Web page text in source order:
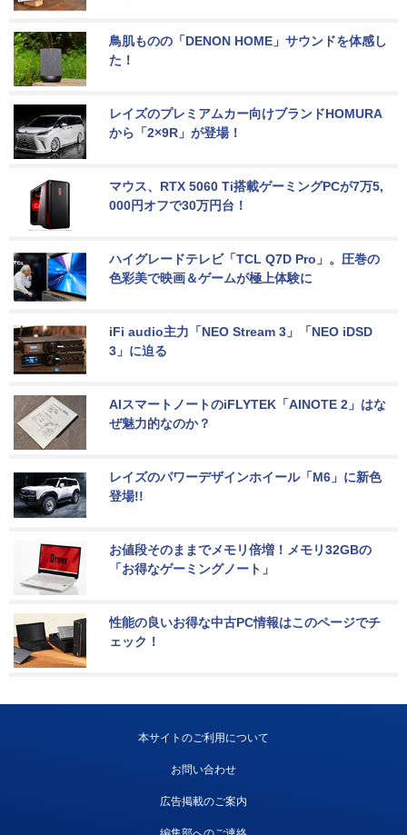
鳥肌ものの「DENON HOME」サウンドを体感し
た！
レイズのプレミアムカー向けブランドHOMURA
から「2×9R」が登場！
マウス、RTX 5060 Ti搭載ゲーミングPCが7万5,
000円オフで30万円台！
ハイグレードテレビ「TCL Q7D Pro」。圧巻の
色彩美で映画＆ゲームが極上体験に
iFi audio主力「NEO Stream 3」「NEO iDSD
3」に迫る
AIスマートノートのiFLYTEK「AINOTE 2」はな
ぜ魅力的なのか？
レイズのパワーデザインホイール「M6」に新色
登場!!
お値段そのままでメモリ倍増！メモリ32GBの
「お得なゲーミングノート」
性能の良いお得な中古PC情報はこのページでチ
ェック！
本サイトのご利用について
お問い合わせ
広告掲載のご案内